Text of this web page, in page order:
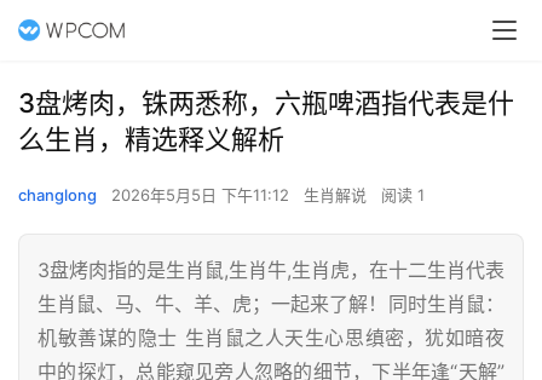
3盘烤肉，铢两悉称，六瓶啤酒指代表是什
么生肖，精选释义解析
changlong 2026年5月5日 下午11:12 生肖解说 阅读 1
3盘烤肉指的是生肖鼠,生肖牛,生肖虎，在十二生肖代表
生肖鼠、马、牛、羊、虎；一起来了解！同时生肖鼠：
机敏善谋的隐士 生肖鼠之人天生心思缜密，犹如暗夜
中的探灯，总能窥见旁人忽略的细节，下半年逢“天解”